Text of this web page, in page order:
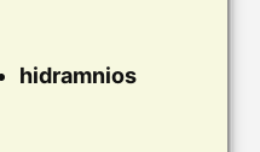
hidramnios